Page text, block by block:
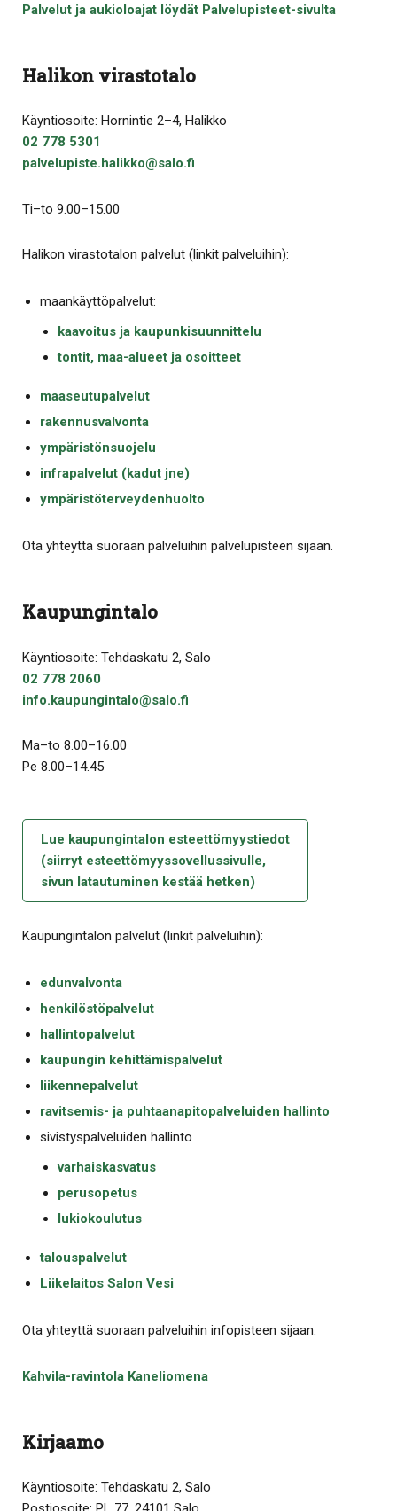
Palvelut ja aukioloajat löydät Palvelupisteet-sivulta
Halikon virastotalo
Käyntiosoite: Hornintie 2–4, Halikko
02 778 5301
palvelupiste.halikko@salo.fi
Ti–to 9.00–15.00
Halikon virastotalon palvelut (linkit palveluihin):
maankäyttöpalvelut:
kaavoitus ja kaupunkisuunnittelu
tontit, maa-alueet ja osoitteet
maaseutupalvelut
rakennusvalvonta
ympäristönsuojelu
infrapalvelut (kadut jne)
ympäristöterveydenhuolto
Ota yhteyttä suoraan palveluihin palvelupisteen sijaan.
Kaupungintalo
Käyntiosoite: Tehdaskatu 2, Salo
02 778 2060
info.kaupungintalo@salo.fi
Ma–to 8.00–16.00
Pe 8.00–14.45
Lue kaupungintalon esteettömyystiedot
(siirryt esteettömyyssovellussivulle,
sivun latautuminen kestää hetken)
Kaupungintalon palvelut (linkit palveluihin):
edunvalvonta
henkilöstöpalvelut
hallintopalvelut
kaupungin kehittämispalvelut
liikennepalvelut
ravitsemis- ja puhtaanapitopalveluiden hallinto
sivistyspalveluiden hallinto
varhaiskasvatus
perusopetus
lukiokoulutus
talouspalvelut
Liikelaitos Salon Vesi
Ota yhteyttä suoraan palveluihin infopisteen sijaan.
Kahvila-ravintola Kaneliomena
Kirjaamo
Käyntiosoite: Tehdaskatu 2, Salo